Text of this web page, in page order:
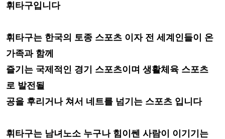
휘타구입니다
휘타구는 한국의 토종 스포츠 이자 전 세계인들이 온
가족과 함께
즐기는 국제적인 경기 스포츠이며 생활체육 스포츠
로 발전될
공을 후리거나 쳐서 네트를 넘기는 스포츠 입니다
휘타구는 남녀 노소 누구나 힘이쎈 사람이 이기기는